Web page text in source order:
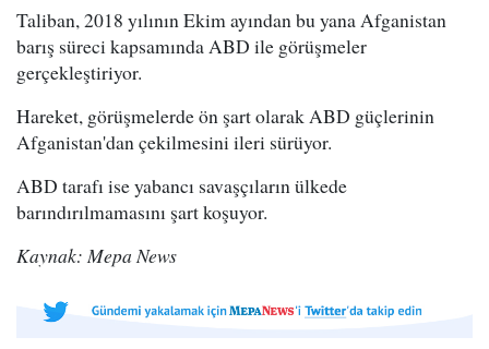
Taliban, 2018 yılının Ekim ayından bu yana Afganistan
barış süreci kapsamında ABD ile görüşmeler
gerçekleştiriyor.
Hareket, görüşmelerde ön şart olarak ABD güçlerinin
Afganistan'dan çekilmesini ileri sürüyor.
ABD tarafı ise yabancı savaşçıların ülkede
barındırılmamasını şart koşuyor.
Kaynak: Mepa News